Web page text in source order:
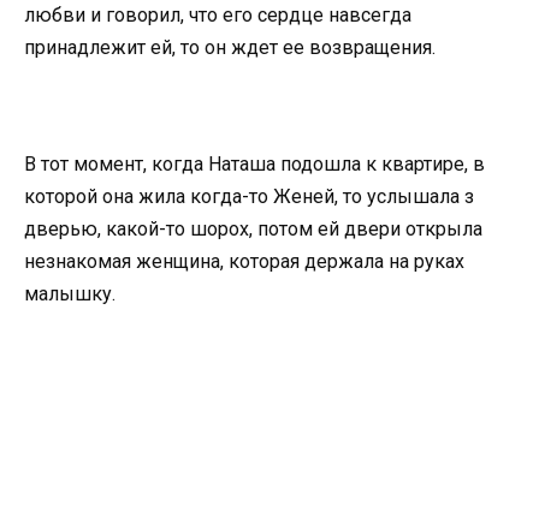
любви и говорил, что его сердце навсегда
принадлежит ей, то он ждет ее возвращения.
В тот момент, когда Наташа подошла к квартире, в
которой она жила когда-то Женей, то услышала з
дверью, какой-то шорох, потом ей двери открыла
незнакомая женщина, которая держала на руках
малышку.